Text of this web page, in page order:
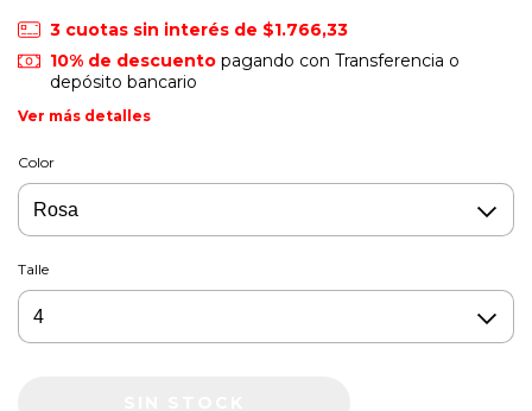
3 cuotas sin interés de $1.766,33
10% de descuentopagando con Transferencia o
depósito bancario
Ver más detalles
Color
Talle